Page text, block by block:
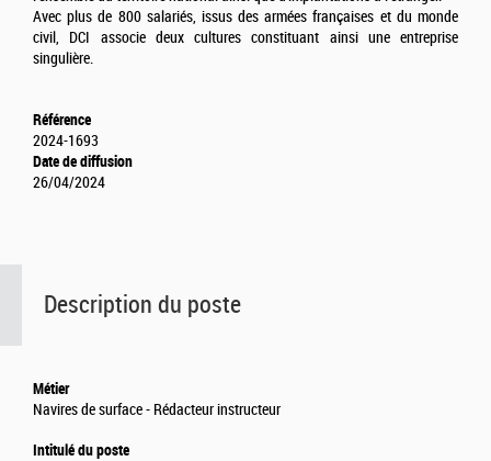
Description du poste
Métier
Navires de surface - Rédacteur instructeur
Intitulé du poste
Avec plus de 800 salariés, issus des armées françaises et du monde
civil, DCI associe deux cultures constituant ainsi une entreprise
singulière.
Référence
2024-1693
Date de diffusion
26/04/2024